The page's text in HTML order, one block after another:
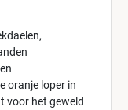
oranje loper in
voor het geweld